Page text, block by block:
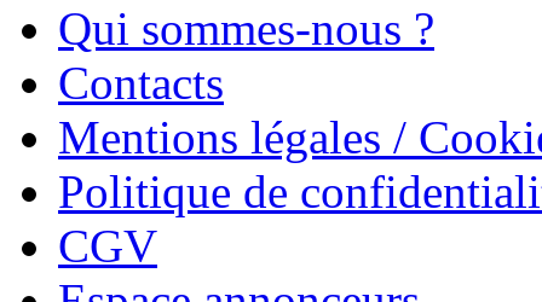
Qui sommes-nous ?
Contacts
Mentions légales /
Politique de
CGV